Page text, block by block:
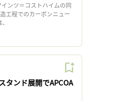
ンツ＝コストハイムの同
工程でのカーボンニュー
タンド展開でAPCOA